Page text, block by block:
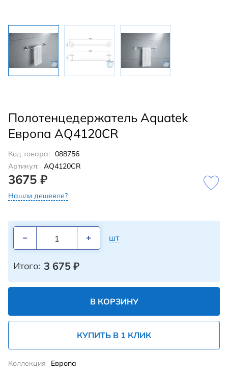
Полотенцедержатель Aquatek
Европа AQ4120CR
Код товара: 088756
Артикул: AQ4120CR
3675 ₽
Нашли дешевле?
шт
Итого: 3 675 ₽
В КОРЗИНУ
КУПИТЬ В 1 КЛИК
Коллекция Европа